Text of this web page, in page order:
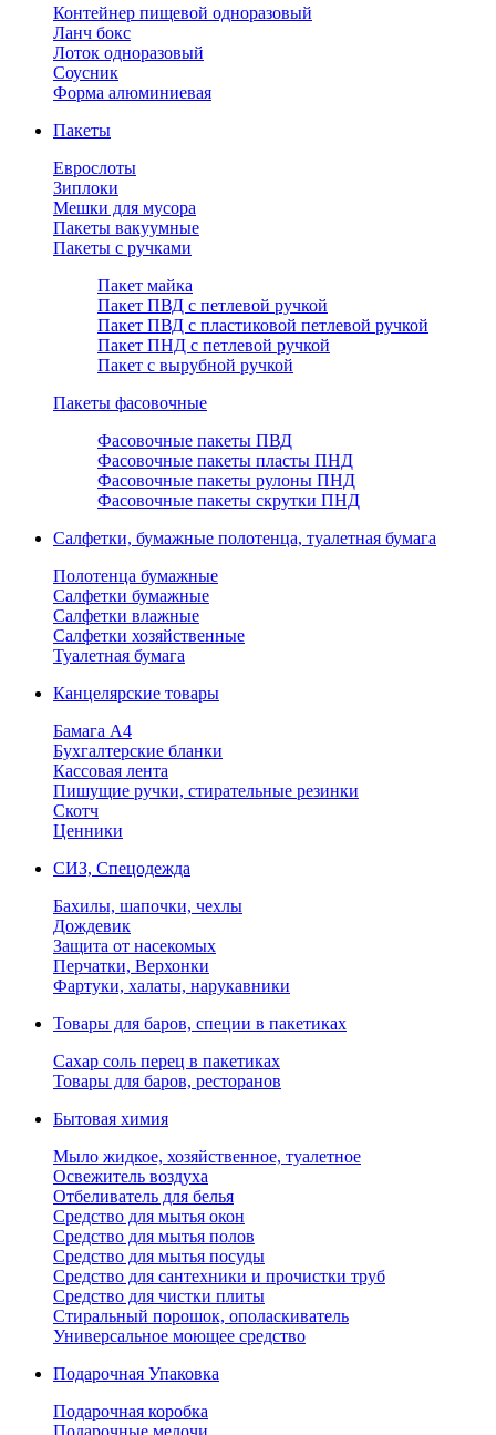
Контейнер пищевой одноразовый
Ланч бокс
Лоток одноразовый
Соусник
Форма алюминиевая
Пакеты
Еврослоты
Зиплоки
Мешки для мусора
Пакеты вакуумные
Пакеты с ручками
Пакет майка
Пакет ПВД с петлевой ручкой
Пакет ПВД с пластиковой петлевой ручкой
Пакет ПНД с петлевой ручкой
Пакет с вырубной ручкой
Пакеты фасовочные
Фасовочные пакеты ПВД
Фасовочные пакеты пласты ПНД
Фасовочные пакеты рулоны ПНД
Фасовочные пакеты скрутки ПНД
Салфетки, бумажные полотенца, туалетная бумага
Полотенца бумажные
Салфетки бумажные
Салфетки влажные
Салфетки хозяйственные
Туалетная бумага
Канцелярские товары
Бамага А4
Бухгалтерские бланки
Кассовая лента
Пишущие ручки, стирательные резинки
Скотч
Ценники
СИЗ, Спецодежда
Бахилы, шапочки, чехлы
Дождевик
Защита от насекомых
Перчатки, Верхонки
Фартуки, халаты, нарукавники
Товары для баров, специи в пакетиках
Сахар соль перец в пакетиках
Товары для баров, ресторанов
Бытовая химия
Мыло жидкое, хозяйственное, туалетное
Освежитель воздуха
Отбеливатель для белья
Средство для мытья окон
Средство для мытья полов
Средство для мытья посуды
Средство для сантехники и прочистки труб
Средство для чистки плиты
Стиральный порошок, ополаскиватель
Универсальное моющее средство
Подарочная Упаковка
Подарочная коробка
Подарочные мелочи